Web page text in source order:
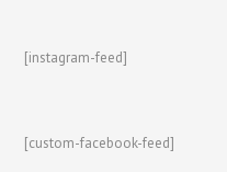
[instagram-feed]
[custom-facebook-feed]